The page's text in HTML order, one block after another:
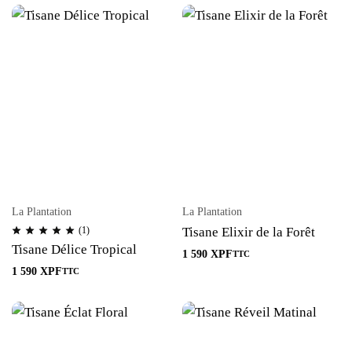
La Plantation
(1)
Tisane Délice Tropical
1 590 XPFTTC
La Plantation
Tisane Elixir de la Forêt
1 590 XPFTTC